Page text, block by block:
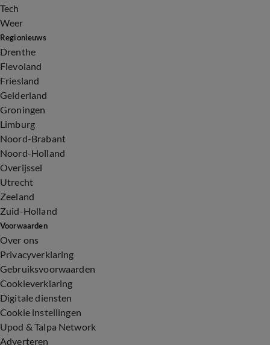
Tech
Weer
Regionieuws
Drenthe
Flevoland
Friesland
Gelderland
Groningen
Limburg
Noord-Brabant
Noord-Holland
Overijssel
Utrecht
Zeeland
Zuid-Holland
Voorwaarden
Over ons
Privacyverklaring
Gebruiksvoorwaarden
Cookieverklaring
Digitale diensten
Cookie instellingen
Upod & Talpa Network
Adverteren